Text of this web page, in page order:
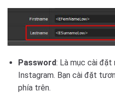
Password: Là mục cài đặt
Instagram. Bạn cài đặt
phía trên.